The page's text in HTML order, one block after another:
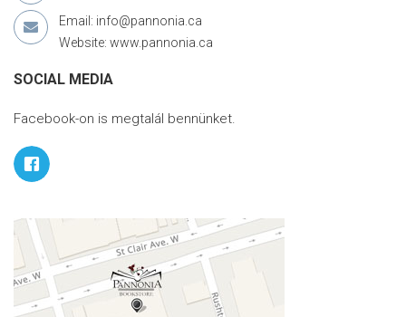
Email: info@pannonia.ca
Website: www.pannonia.ca
SOCIAL MEDIA
Facebook-on is megtalál bennünket.